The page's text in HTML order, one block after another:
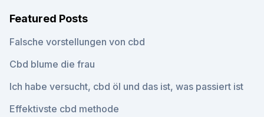
Featured Posts
Falsche vorstellungen von cbd
Cbd blume die frau
Ich habe versucht, cbd öl und das ist, was passiert ist
Effektivste cbd methode